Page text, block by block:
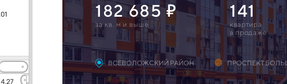
182 685
за кв. м и выше
141
квартирa
в продаже
ВСЕВОЛОЖСКИЙ РАЙОН ПРОСПЕКТ